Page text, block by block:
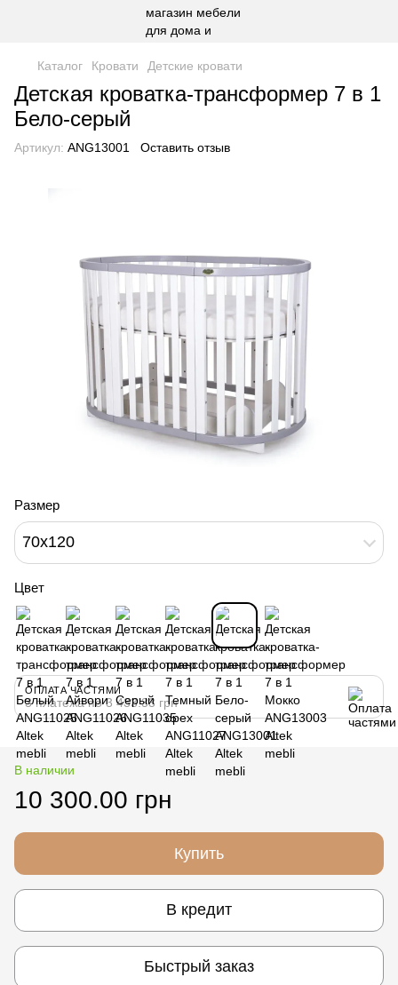
Каталог Кровати Детские кровати
Детская кроватка-трансформер 7 в 1
Бело-серый
Артикул: ANG13001 Оставить отзыв
Размер
70x120
Цвет
ОПЛАТА ЧАСТЯМИ
3 платежа по 3 433.33 грн
В наличии
10 300.00 грн
Купить
В кредит
Быстрый заказ